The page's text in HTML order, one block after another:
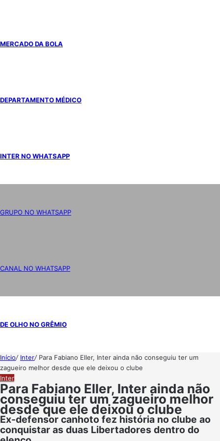
MERCADO DA BOLA
DEPARTAMENTO MÉDICO
INTER NO WHATSAPP
GRUPO NO WHATSAPP
CANAL NO WHATSAPP
DE OLHO NO GRÊMIO
Início/ Inter/ Para Fabiano Eller, Inter ainda não conseguiu ter um
zagueiro melhor desde que ele deixou o clube
Inter
Para Fabiano Eller, Inter ainda não
conseguiu ter um zagueiro melhor
desde que ele deixou o clube
Ex-defensor canhoto fez história no clube ao
conquistar as duas Libertadores dentro do